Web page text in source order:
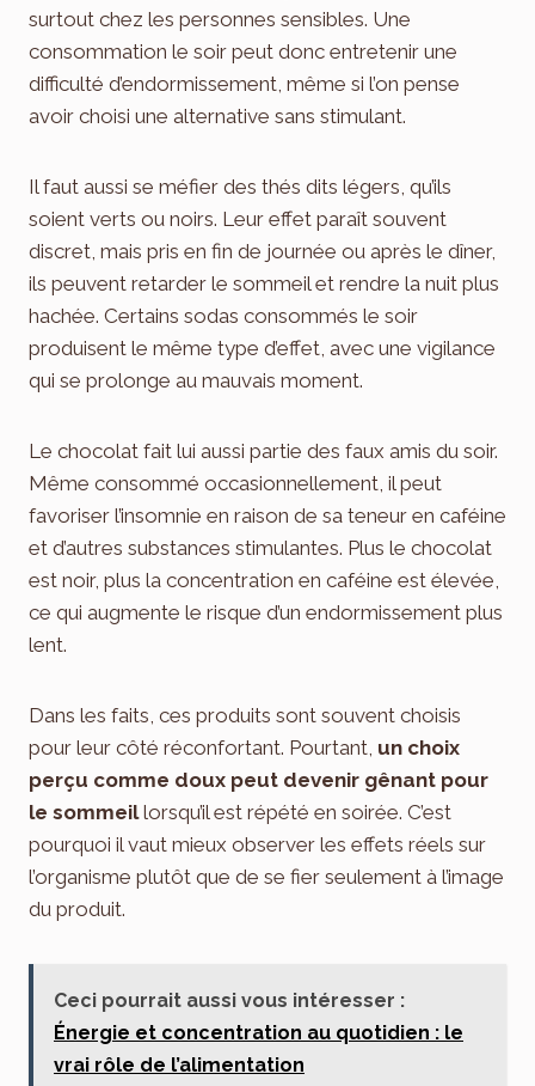
surtout chez les personnes sensibles. Une
consommation le soir peut donc entretenir une
difficulté d’endormissement, même si l’on pense
avoir choisi une alternative sans stimulant.
Il faut aussi se méfier des thés dits légers, qu’ils
soient verts ou noirs. Leur effet paraît souvent
discret, mais pris en fin de journée ou après le dîner,
ils peuvent retarder le sommeil et rendre la nuit plus
hachée. Certains sodas consommés le soir
produisent le même type d’effet, avec une vigilance
qui se prolonge au mauvais moment.
Le chocolat fait lui aussi partie des faux amis du soir.
Même consommé occasionnellement, il peut
favoriser l’insomnie en raison de sa teneur en caféine
et d’autres substances stimulantes. Plus le chocolat
est noir, plus la concentration en caféine est élevée,
ce qui augmente le risque d’un endormissement plus
lent.
Dans les faits, ces produits sont souvent choisis
pour leur côté réconfortant. Pourtant, un choix
perçu comme doux peut devenir gênant pour
le sommeillorsqu’il est répété en soirée. C’est
pourquoi il vaut mieux observer les effets réels sur
l’organisme plutôt que de se fier seulement à l’image
du produit.
Ceci pourrait aussi vous intéresser :
Énergie et concentration au quotidien : le
vrai rôle de l’alimentation